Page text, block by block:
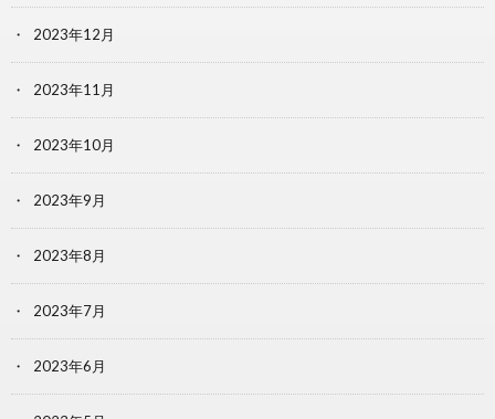
2023年12月
2023年11月
2023年10月
2023年9月
2023年8月
2023年7月
2023年6月